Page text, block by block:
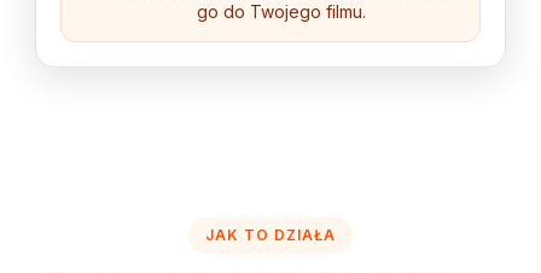
go do Twojego filmu.
JAK TO DZIAŁA